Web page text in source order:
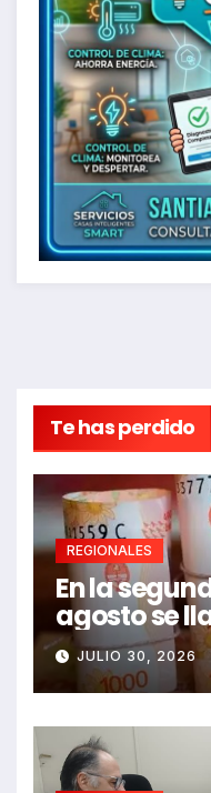
Te has perdido
REGIONALES
En la
agosto se
paritarias
JULIO 30, 2026